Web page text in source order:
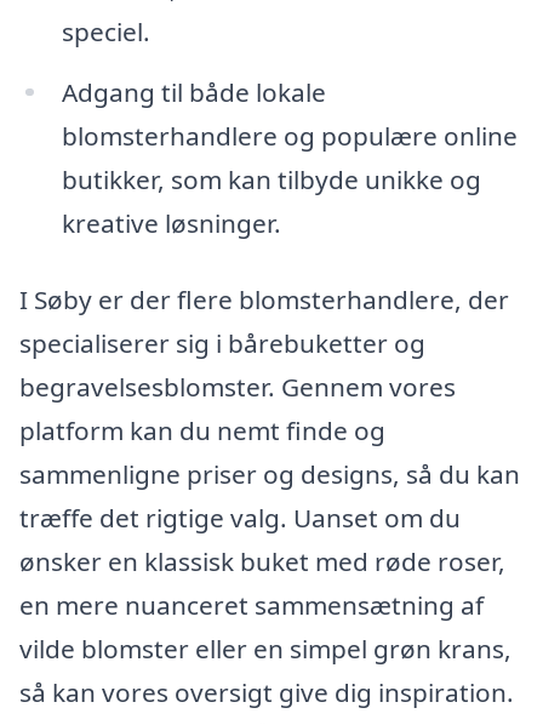
speciel.
Adgang til både lokale
blomsterhandlere og populære online
butikker, som kan tilbyde unikke og
kreative løsninger.
I Søby er der flere blomsterhandlere, der
specialiserer sig i bårebuketter og
begravelsesblomster. Gennem vores
platform kan du nemt finde og
sammenligne priser og designs, så du kan
træffe det rigtige valg. Uanset om du
ønsker en klassisk buket med røde roser,
en mere nuanceret sammensætning af
vilde blomster eller en simpel grøn krans,
så kan vores oversigt give dig inspiration.